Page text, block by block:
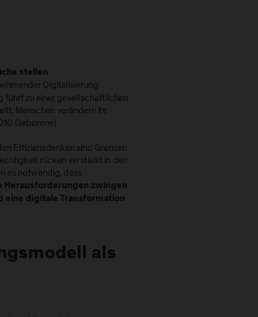
stellen
Digitalisierung
zu einer gesellschaftlichen
Menschen verändern ihr
Geborene)
Effizienzdenken sind Grenzen
rücken verstärkt in den
es notwendig, dass
Herausforderungen zwingen
eine digitale Transformation
als